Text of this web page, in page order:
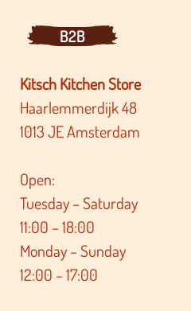
B2B
Kitsch Kitchen Store
Haarlemmerdijk 48
1013 JE Amsterdam
Open:
Tuesday – Saturday
11:00 – 18:00
Monday – Sunday
12:00 – 17:00